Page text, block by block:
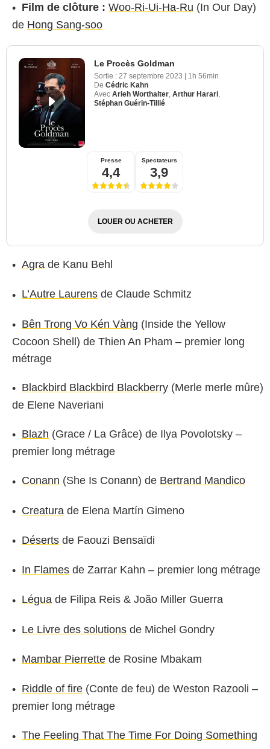
Film de clôture : Woo-Ri-Ui-Ha-Ru (In Our Day)
de Hong Sang-soo
Le Procès Goldman
Sortie : 27 septembre 2023
1h 56min
De Cédric Kahn
Avec Arieh Worthalter, Arthur Harari,
Stéphan Guérin-Tillié
Presse
4,4
Spectateurs
3,9
LOUER OU ACHETER
Agra de Kanu Behl
L’Autre Laurens de Claude Schmitz
Bên Trong Vo Kén Vàng (Inside the Yellow
Cocoon Shell) de Thien An Pham – premier long
métrage
Blackbird Blackbird Blackberry (Merle merle mûre)
de Elene Naveriani
Blazh (Grace / La Grâce) de Ilya Povolotsky –
premier long métrage
Conann (She Is Conann) de Bertrand Mandico
Creatura de Elena Martín Gimeno
Déserts de Faouzi Bensaïdi
In Flames de Zarrar Kahn – premier long métrage
Légua de Filipa Reis & João Miller Guerra
Le Livre des solutions de Michel Gondry
Mambar Pierrette de Rosine Mbakam
Riddle of fire (Conte de feu) de Weston Razooli –
premier long métrage
The Feeling That The Time For Doing Something